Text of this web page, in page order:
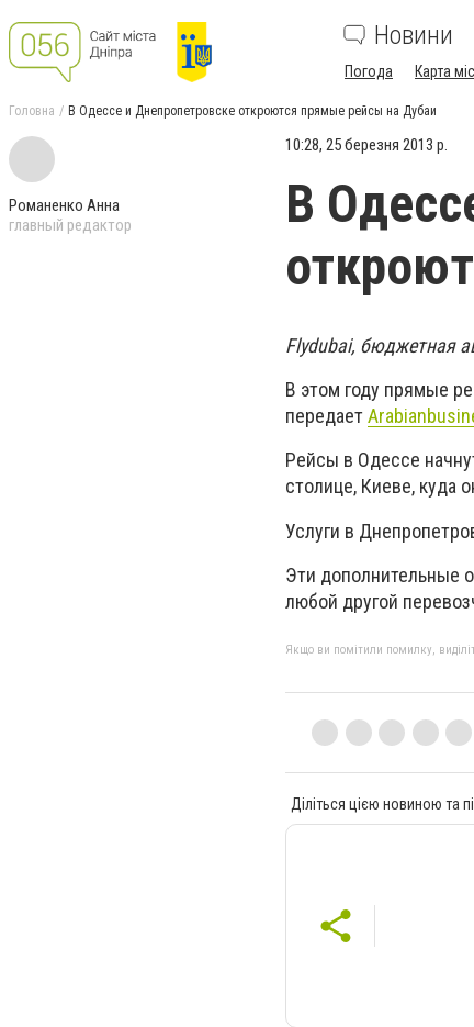
Новини
Погода Карта
Головна В Одессе и Днепропетровске откроются прямые рейсы на Дубаи
Романенко Анна
главный редактор
10:28, 25 березня 2013 р.
В
Flydubai, бюджетная
В этом году прямые
передает
Рейсы в Одессе
столице, Киеве, куда
Услуги в
Эти дополнительные
любой другой
Якщо ви помітили помилку,
Діліться цією новиною та